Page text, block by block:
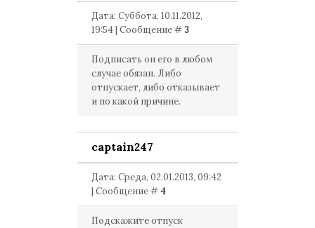
Дата: Суббота, 10.11.2012,
19:54 | Сообщение #3
Подписать он его в любом
случае обязан. Либо
отпускает, либо отказывает
и по какой причине.
captain247
Дата: Среда, 02.01.2013, 09:42
| Сообщение #4
Подскажите отпуск